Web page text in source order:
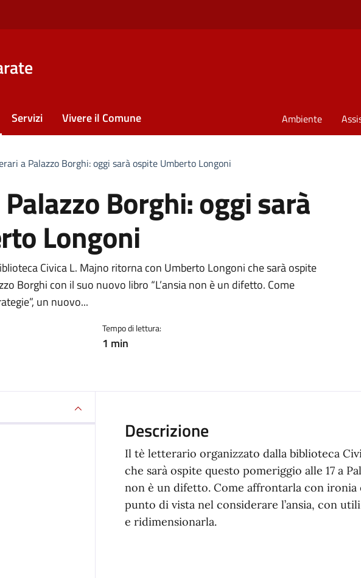
Servizi Vivere il Comune Ambiente
a Palazzo Borghi: oggi sarà ospite Umberto Longoni
Borghi: oggi sarà
Longoni
Civica L. Majno ritorna con Umberto Longoni che sarà ospite
Borghi con il suo nuovo libro “L’ansia non è un difetto. Come
un nuovo...
Tempo di lettura:
1 min
Descrizione
Il tè letterario organizzato dalla biblioteca
che sarà ospite questo pomeriggio alle 17 a
non è un difetto. Come affrontarla con ironia
punto di vista nel considerare l’ansia, con
e ridimensionarla.